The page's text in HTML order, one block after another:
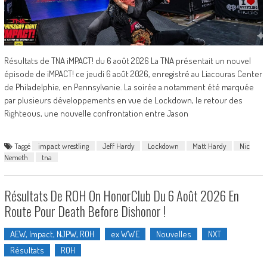
Résultats de TNA iMPACT! du 6 août 2026 La TNA présentait un nouvel
épisode de iMPACT! ce jeudi 6 août 2026, enregistré au Liacouras Center
de Philadelphie, en Pennsylvanie. La soirée a notamment été marquée
par plusieurs développements en vue de Lockdown, le retour des
Righteous, une nouvelle confrontation entre Jason
Taggé impact wrestling Jeff Hardy Lockdown Matt Hardy
Nic
Nemeth
tna
Résultats De ROH On HonorClub Du 6 Août 2026 En
Route Pour Death Before Dishonor !
AEW, Impact, NJPW, ROH ex WWE Nouvelles
NXT
Résultats
ROH